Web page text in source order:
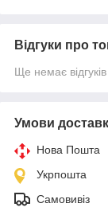
Відгуки про
Ще немає
Умови
Нова Пошта
Укрпошта
Самовивіз